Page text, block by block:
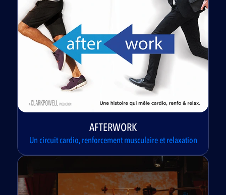
AFTERWORK
Un circuit cardio, renforcement musculaire et relaxation